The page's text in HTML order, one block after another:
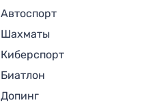
Автоспорт
Шахматы
Киберспорт
Биатлон
Допинг